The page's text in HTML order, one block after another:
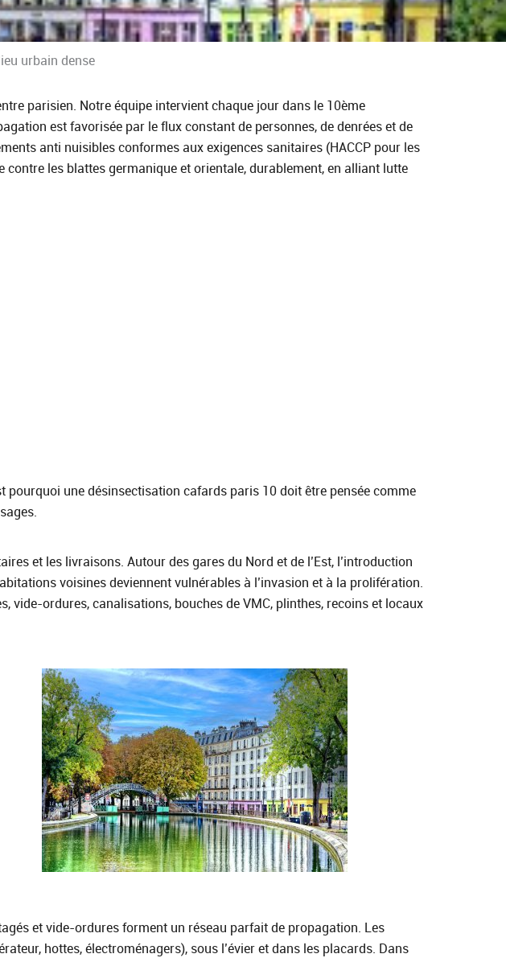
urbain dense
parisien. Notre équipe intervient chaque jour dans le 10ème
est favorisée par le flux constant de personnes, de denrées et de
anti nuisibles conformes aux exigences sanitaires (HACCP pour les
les blattes germanique et orientale, durablement, en alliant lutte
pourquoi une désinsectisation cafards paris 10 doit être pensée comme
et les livraisons. Autour des gares du Nord et de l’Est, l’introduction
voisines deviennent vulnérables à l’invasion et à la prolifération.
vide-ordures, canalisations, bouches de VMC, plinthes, recoins et locaux
et vide-ordures forment un réseau parfait de propagation. Les
hottes, électroménagers), sous l’évier et dans les placards. Dans